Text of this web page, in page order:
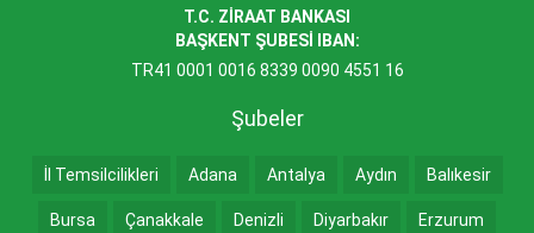
T.C. ZİRAAT BANKASI
BAŞKENT ŞUBESİ IBAN:
TR41 0001 0016 8339 0090 4551 16
Şubeler
İl Temsilcilikleri Adana Antalya Aydın Balıkesir
Bursa Çanakkale Denizli Diyarbakır Erzurum